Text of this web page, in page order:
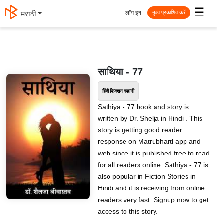
मराठी ☰
लॉग इन मुक्त प्रकाशित करें
साथिया - 77
हिंदी फिक्शन कहानी
Sathiya - 77 book and story is
written by Dr. Shelja in Hindi . This
story is getting good reader
response on Matrubharti app and
web since it is published free to read
for all readers online. Sathiya - 77 is
also popular in Fiction Stories in
Hindi and it is receiving from online
readers very fast. Signup now to get
access to this story.